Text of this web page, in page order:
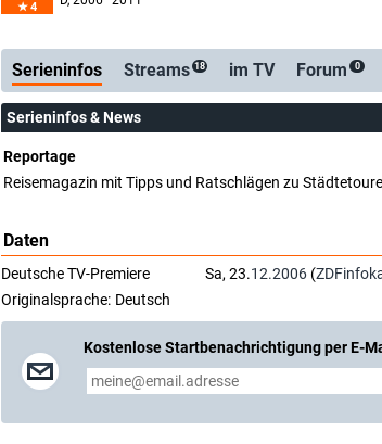
4
Serienticker
Serieninfos Streams 18 im TV Forum 0
Serieninfos & News
Reportage
Reisemagazin mit Tipps und Ratschlägen zu
Daten
Deutsche TV-Premiere Sa, 23.12.2006 (
Originalsprache: Deutsch
Kostenlose Startbenachrichtigung per E-